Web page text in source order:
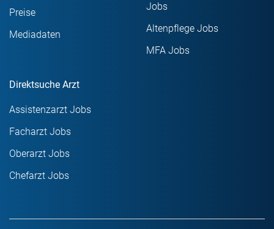
Preise
Mediadaten
Jobs
Altenpflege Jobs
MFA Jobs
Direktsuche Arzt
Assistenzarzt Jobs
Facharzt Jobs
Oberarzt Jobs
Chefarzt Jobs